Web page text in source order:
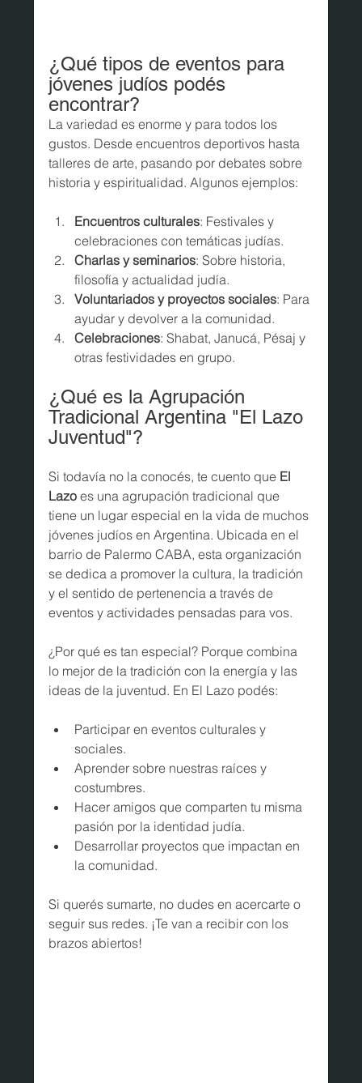
¿Qué tipos de eventos para
jóvenes judíos podés
encontrar?
La variedad es enorme y para todos los
gustos. Desde encuentros deportivos hasta
talleres de arte, pasando por debates sobre
historia y espiritualidad. Algunos ejemplos:
Encuentros culturales: Festivales y
celebraciones con temáticas judías.
Charlas y seminarios: Sobre historia,
filosofía y actualidad judía.
Voluntariados y proyectos sociales: Para
ayudar y devolver a la comunidad.
Celebraciones: Shabat, Janucá, Pésaj y
otras festividades en grupo.
¿Qué es la Agrupación
Tradicional Argentina "El Lazo
Juventud"?
Si todavía no la conocés, te cuento que El
Lazo es una agrupación tradicional que
tiene un lugar especial en la vida de muchos
jóvenes judíos en Argentina. Ubicada en el
barrio de Palermo CABA, esta organización
se dedica a promover la cultura, la tradición
y el sentido de pertenencia a través de
eventos y actividades pensadas para vos.
¿Por qué es tan especial? Porque combina
lo mejor de la tradición con la energía y las
ideas de la juventud. En El Lazo podés:
Participar en eventos culturales y
sociales.
Aprender sobre nuestras raíces y
costumbres.
Hacer amigos que comparten tu misma
pasión por la identidad judía.
Desarrollar proyectos que impactan en
la comunidad.
Si querés sumarte, no dudes en acercarte o
seguir sus redes. ¡Te van a recibir con los
brazos abiertos!